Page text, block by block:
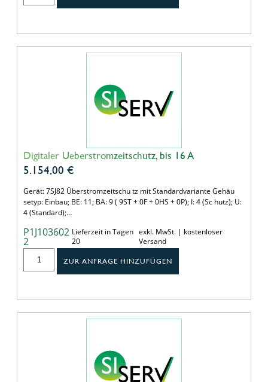
Digitaler Ueberstromzeitschutz, bis 16 A
5.154,00 €
Gerät: 7SJ82 Überstromzeitschu tz mit Standardvariante Gehäu
setyp: Einbau; BE: 11; BA: 9 ( 9ST + 0F + 0HS + 0P); I: 4 (Sc hutz); U:
4 (Standard);…
P1J103602
2
Lieferzeit in Tagen
20
exkl. MwSt. | kostenloser
Versand
ZUR ANFRAGE HINZUFÜGEN